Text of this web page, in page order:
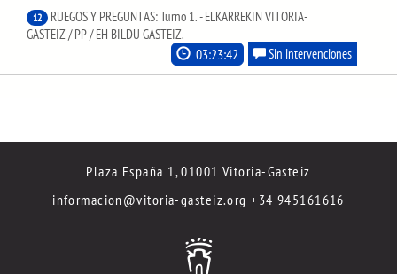
12
RUEGOS Y PREGUNTAS: Turno 1. - ELKARREKIN VITORIA-
GASTEIZ / PP / EH BILDU GASTEIZ.
03:23:42 Sin intervenciones
Plaza España 1, 01001 Vitoria-Gasteiz
informacion@vitoria-gasteiz.org +34 945161616